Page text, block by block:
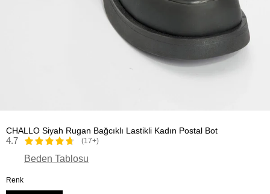
CHALLO Siyah Rugan Bağcıklı Lastikli Kadın Postal Bot
4.7 (17+)
Beden Tablosu
Renk